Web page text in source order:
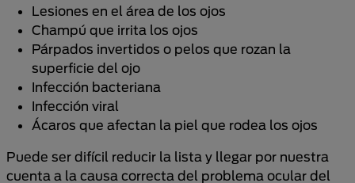
Lesiones en el área de los ojos
Champú que irrita los ojos
Párpados invertidos o pelos que rozan la
superficie del ojo
Infección bacteriana
Infección viral
Ácaros que afectan la piel que rodea los ojos
Puede ser difícil reducir la lista y llegar por nuestra
cuenta a la causa correcta del problema ocular del